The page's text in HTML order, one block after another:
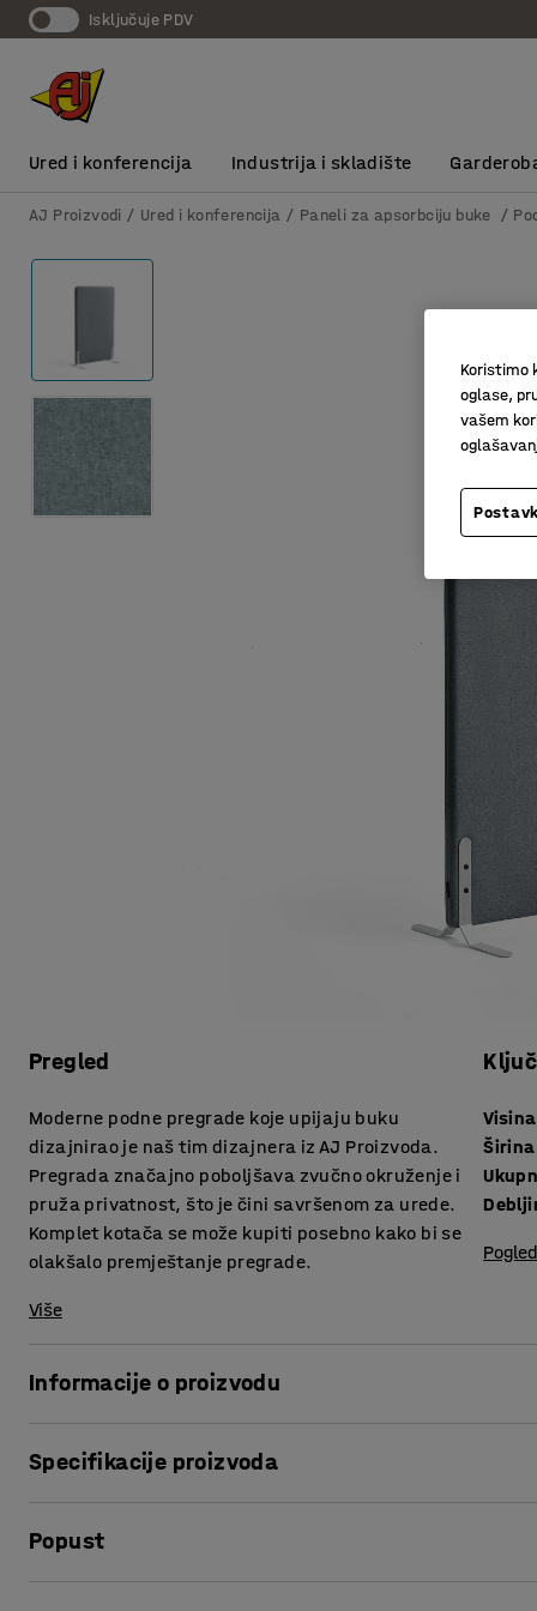
Isključuje PDV
Ured i konferencija Industrija i skladište
AJ Proizvodi Ured i konferencija Paneli za apsorbciju buke
Pregled
Moderne podne pregrade koje upijaju buku
dizajnirao je naš tim dizajnera iz AJ Proizvoda.
Pregrada značajno poboljšava zvučno okruženje i
pruža privatnost, što je čini savršenom za urede.
Komplet kotača se može kupiti posebno kako bi se
olakšalo premještanje pregrade.
Više
Visina
Širina
Informacije o proizvodu
odlične za stvaranje privatnih, tiših radnih mjesta u
posebno.
Specifikacije proizvoda
Širina: 800
Popust
Koristimo
oglase,
vašem